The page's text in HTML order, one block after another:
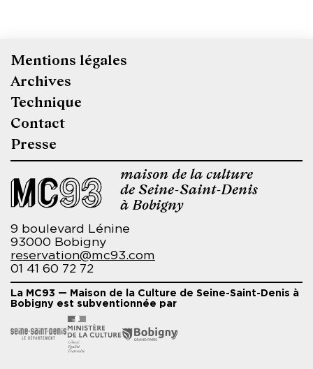
de
page
Mentions légales
Archives
Technique
Contact
Presse
maison de la culture
de Seine-Saint-Denis
à Bobigny
9 boulevard Lénine
93000 Bobigny
reservation@mc93.com
01 41 60 72 72
La MC93 — Maison de la Culture de Seine-Saint-Denis à
Bobigny est subventionnée par